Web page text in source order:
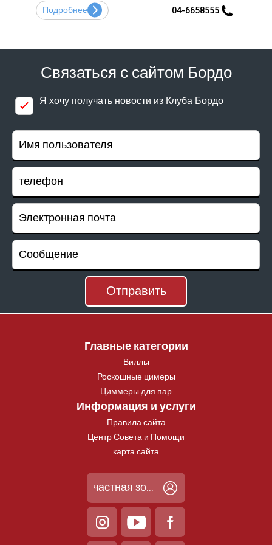
04-6658555
Подробнее
Связаться с сайтом Бордо
Я хочу получать новости из Клуба Бордо
Главные категории
Виллы
Роскошные цимеры
Циммеры для пар
Информация и услуги
Правила сайта
Центр Совета и Помощи
карта сайта
частная зона